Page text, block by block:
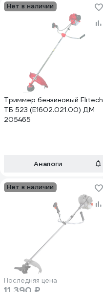
Нет в наличии
Триммер бензиновый Elitech
ТБ 523 (E1602.021.00) ДМ
205465
Аналоги
Нет в наличии
Последняя цена